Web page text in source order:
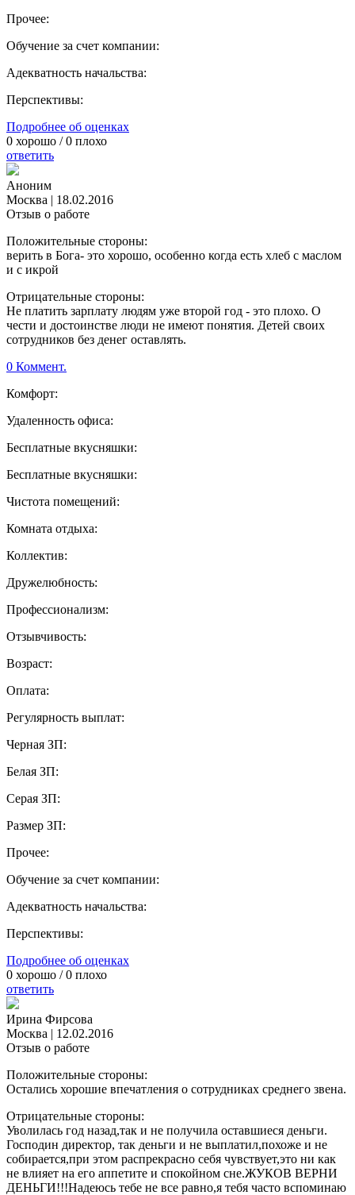
Прочее:
Обучение за счет компании:
Адекватность начальства:
Перспективы:
Подробнее об оценках
0 хорошо /0 плохо
ответить
Аноним
Москва | 18.02.2016
Отзыв о работе
Положительные стороны:
верить в Бога- это хорошо, особенно когда есть хлеб с маслом
и с икрой
Отрицательные стороны:
Не платить зарплату людям уже второй год - это плохо. О
чести и достоинстве люди не имеют понятия. Детей своих
сотрудников без денег оставлять.
0 Коммент.
Комфорт:
Удаленность офиса:
Бесплатные вкусняшки:
Бесплатные вкусняшки:
Чистота помещений:
Комната отдыха:
Коллектив:
Дружелюбность:
Профессионализм:
Отзывчивость:
Возраст:
Оплата:
Регулярность выплат:
Черная ЗП:
Белая ЗП:
Серая ЗП:
Размер ЗП:
Прочее:
Обучение за счет компании:
Адекватность начальства:
Перспективы:
Подробнее об оценках
0 хорошо /0 плохо
ответить
Ирина Фирсова
Москва | 12.02.2016
Отзыв о работе
Положительные стороны:
Остались хорошие впечатления о сотрудниках среднего звена.
Отрицательные стороны:
Уволилась год назад,так и не получила оставшиеся деньги.
Господин директор, так деньги и не выплатил,похоже и не
собирается,при этом распрекрасно себя чувствует,это ни как
не влияет на его аппетите и спокойном сне.ЖУКОВ ВЕРНИ
ДЕНЬГИ!!!Надеюсь тебе не все равно,я тебя часто вспоминаю